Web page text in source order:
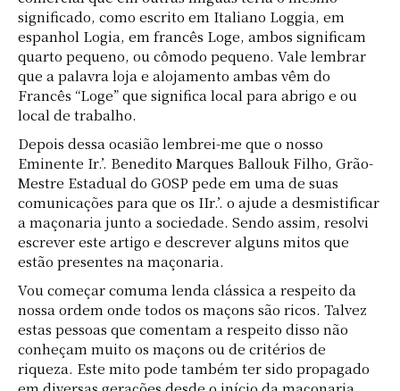
significado, como escrito em Italiano Loggia, em
espanhol Logia, em francês Loge, ambos significam
quarto pequeno, ou cômodo pequeno. Vale lembrar
que a palavra loja e alojamento ambas vêm do
Francês “Loge” que significa local para abrigo e ou
local de trabalho.
Depois dessa ocasião lembrei-me que o nosso
Eminente Ir.’. Benedito Marques Ballouk Filho, Grão-
Mestre Estadual do GOSP pede em uma de suas
comunicações para que os IIr.’. o ajude a desmistificar
a maçonaria junto a sociedade. Sendo assim, resolvi
escrever este artigo e descrever alguns mitos que
estão presentes na maçonaria.
Vou começar comuma lenda clássica a respeito da
nossa ordem onde todos os maçons são ricos. Talvez
estas pessoas que comentam a respeito disso não
conheçam muito os maçons ou de critérios de
riqueza. Este mito pode também ter sido propagado